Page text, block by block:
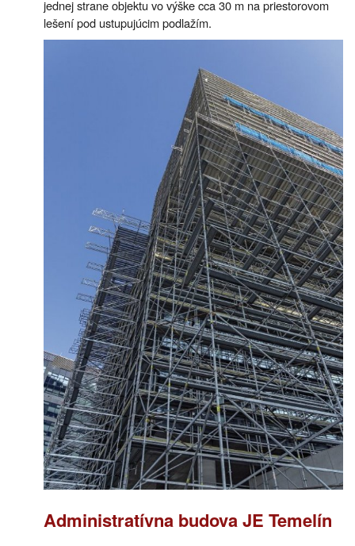
jednej strane objektu vo výške cca 30 m na priestorovom
lešení pod ustupujúcim podlažím.
Administratívna budova JE Temelín